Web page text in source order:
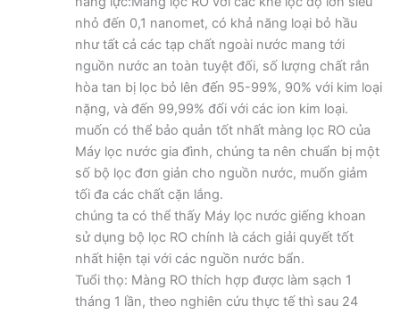
nhỏ đến 0,1 nanomet, có khả năng loại bỏ hầu
như tất cả các tạp chất ngoài nước mang tới
nguồn nước an toàn tuyệt đối, số lượng chất rắn
hòa tan bị lọc bỏ lên đến 95-99%, 90% với kim loại
nặng, và đến 99,99% đối với các ion kim loại.
muốn có thể bảo quản tốt nhất màng lọc RO của
Máy lọc nước gia đình, chúng ta nên chuẩn bị một
số bộ lọc đơn giản cho nguồn nước, muốn giảm
tối đa các chất cặn lắng.
chúng ta có thể thấy Máy lọc nước giếng khoan
sử dụng bộ lọc RO chính là cách giải quyết tốt
nhất hiện tại với các nguồn nước bẩn.
Tuổi thọ: Màng RO thích hợp được làm sạch 1
tháng 1 lần, theo nghiên cứu thực tế thì sau 24